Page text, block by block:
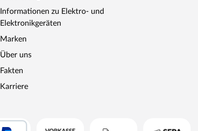
Informationen zu Elektro- und
Elektronikgeräten
Marken
Über uns
Fakten
Karriere